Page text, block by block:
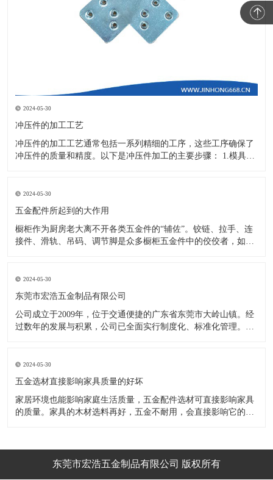
2024-05-30
冲压件的加工工艺
冲压件的加工工艺通常包括一系列精细的工序，这些工序确保了
冲压件的质量和精度。以下是冲压件加工的主要步骤： 1.模具设
开料与落料：在图纸上标注尺寸后，根据图纸要求选择合适的板
材。然
2024-05-30
五金配件所起到的大作用
橱柜作为厨房老大离不开各类五金件的“辅佐”。铰链、拉手、连
接件、滑轨、吊码、调节脚是众多橱柜五金件中的佼佼者，如果
调节脚，橱柜就像得了“软骨症”，站都站不直……五花八门的橱
柜五金件好
2024-05-30
东莞市宏浩五金制品有限公司
公司成立于2009年，位于交通便捷的广东省东莞市大岭山镇。经
过数年的发展与积累，公司已全面实行制度化、标准化管理。从
的改造创新，设计制造了一系列更加新颖、美观、更具时代潮流
的新
2024-05-30
五金选材直接影响家具质量的好坏
家居环境也能影响家庭生活质量，五金配件选材可直接影响家具
的质量。家具的木材选料再好，五金不耐用，会直接影响它的使
金、铝合金等。不同五金的加工工艺不同：钳工、表面涂覆处
理、焊接、机械加东莞市宏浩五金制品有限公司 版权所有